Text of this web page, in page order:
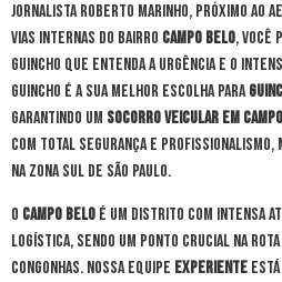
Jornalista Roberto Marinho, próximo ao
vias internas do bairro Campo Belo, você
guincho que entenda a urgência e o
Guincho é a sua melhor escolha para
garantindo um socorro veicular em
com total segurança e profissionalismo,
na Zona Sul de São Paulo.
O Campo Belo é um distrito com intensa
logística, sendo um ponto crucial na
Congonhas. Nossa equipe experiente